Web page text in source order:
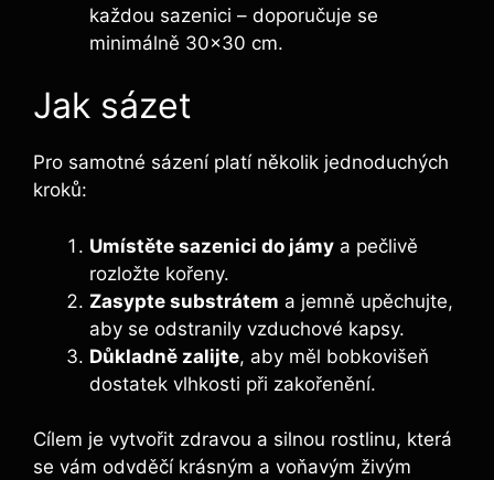
každou sazenici – doporučuje se
minimálně 30×30 cm.
Jak sázet
Pro samotné sázení platí několik jednoduchých
kroků:
Umístěte sazenici do jámy a pečlivě
rozložte kořeny.
Zasypte substrátem a jemně upěchujte,
aby se odstranily vzduchové kapsy.
Důkladně zalijte, aby měl bobkovišeň
dostatek vlhkosti při zakořenění.
Cílem je vytvořit zdravou a silnou rostlinu, která
se vám odvděčí krásným a voňavým živým